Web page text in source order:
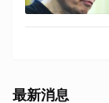
最新消息